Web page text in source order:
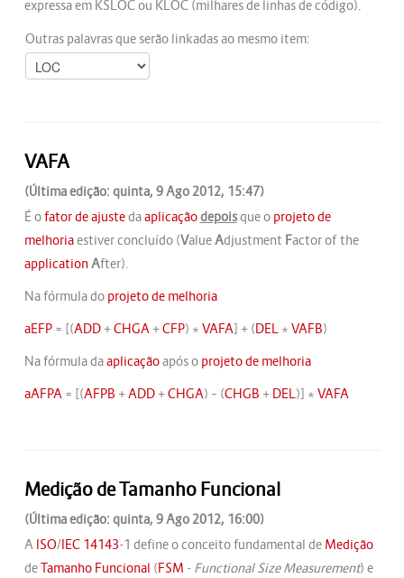
expressa em KSLOC ou KLOC (milhares de linhas de código).
Outras palavras que serão linkadas ao mesmo item:
VAFA
(Última edição: quinta, 9 Ago 2012, 15:47)
É ofator de ajustedaaplicaçãodepoisque o projeto de
melhoriaestiver concluído (ValueAdjustment Factor of the
applicationAfter).
Na fórmula do projeto de melhoria
aEFP= [(ADD+CHGA+CFP) * VAFA] + (DEL* VAFB)
Na fórmula daaplicaçãoapós o projeto de melhoria
aAFPA= [(AFPB +ADD+CHGA) – (CHGB + DEL)] * VAFA
Medição de Tamanho Funcional
(Última edição: quinta, 9 Ago 2012, 16:00)
A ISO/IEC 14143-1 define o conceito fundamental de Medição
deTamanho Funcional (FSM - Functional Size Measurement) e